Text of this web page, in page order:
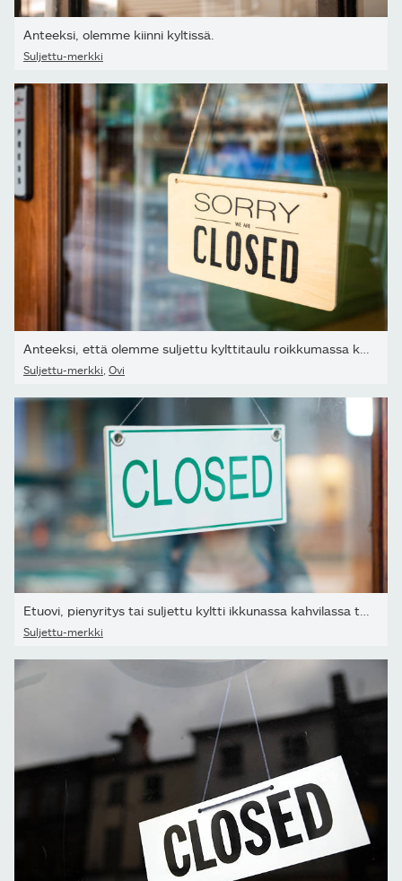
Anteeksi, olemme kiinni kyltissä.
Suljettu-merkki
Suljettu-merkki Ovi
Etuovi, pienyritys tai suljettu kyltti ikkunassa kahvilassa tai...
Suljettu-merkki